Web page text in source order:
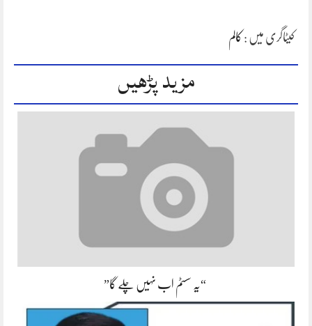
کیٹاگری میں : کالم
مزید پڑھیں
“یہ سسٹم اب نہیں چلے گا”